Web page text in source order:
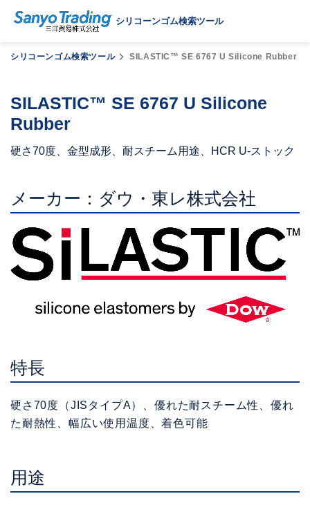
シリコーンゴム検索ツール
シリコーンゴム検索ツール SILASTIC™ SE 6767 U Silicone Rubber
SILASTIC™ SE 6767 U Silicone
Rubber
硬さ70度、金型成形、耐スチーム用途、HCR U-ストック
メーカー：ダウ・東レ株式会社
特長
硬さ70度（JISタイプA）、優れた耐スチーム性、優れ
た耐熱性、幅広い使用温度、着色可能
用途